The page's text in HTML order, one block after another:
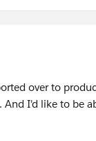
over to
And I'd like to be